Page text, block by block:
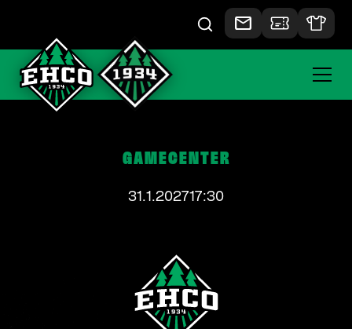
GAMECENTER
31.1.202717:30